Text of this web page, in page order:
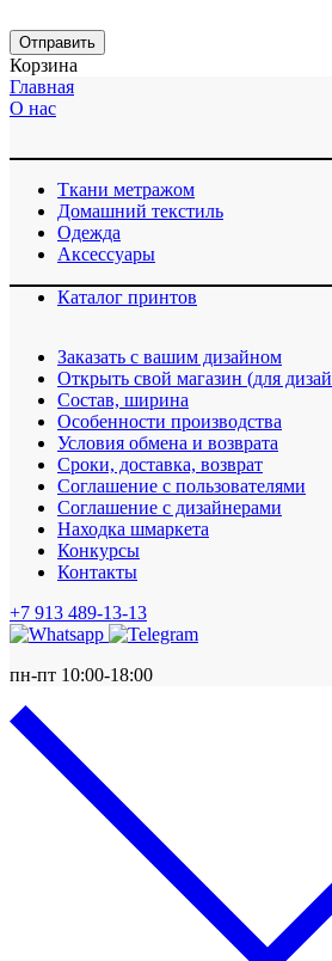
Отправить
Корзина
Главная
О нас
Ткани метражом
Домашний текстиль
Одежда
Аксессуары
Каталог принтов
Заказать с вашим дизайном
Открыть свой магазин (для
Cостав, ширина
Особенности производства
Условия обмена и возврата
Сроки, доставка, возврат
Соглашение с пользователями
Соглашение с дизайнерами
Находка шмаркета
Конкурсы
Контакты
+7 913 489-13-13
пн-пт 10:00-18:00